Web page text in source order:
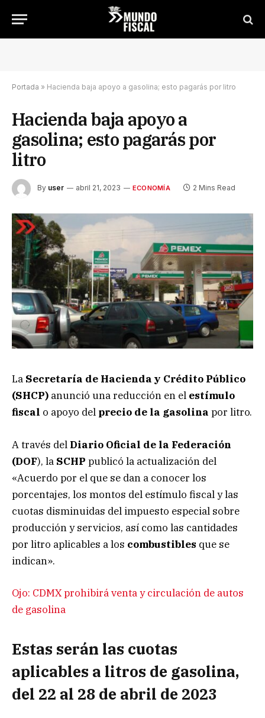
Portada » Hacienda baja apoyo a gasolina; esto pagarás por litro
Hacienda baja apoyo a
gasolina; esto pagarás por
litro
By user abril 21, 2023 ECONOMÍA 2 Mins Read
La Secretaría de Hacienda y Crédito Público
(SHCP) anunció una reducción en el estímulo
fiscal o apoyo del precio de la gasolina por litro.
A través del Diario Oficial de la Federación
(DOF), la SCHP publicó la actualización del
«Acuerdo por el que se dan a conocer los
porcentajes, los montos del estímulo fiscal y las
cuotas disminuidas del impuesto especial sobre
producción y servicios, así como las cantidades
por litro aplicables a los combustibles que se
indican».
Ojo: CDMX prohibirá venta y circulación de autos
de gasolina
Estas serán las cuotas
aplicables a litros de gasolina,
del 22 al 28 de abril de 2023